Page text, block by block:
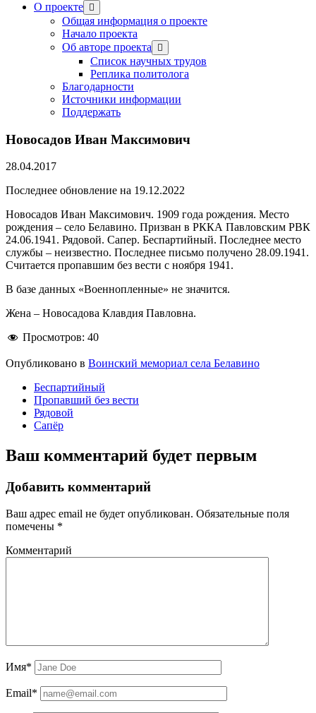
О проекте открыть
меню
Общая информация о проекте
Начало проекта
Об авторе проекта
открыть
меню
Список научных трудов
Реплика политолога
Благодарности
Источники информации
Поддержать
Новосадов Иван Максимович
28.04.2017
Последнее обновление на 19.12.2022
Новосадов Иван Максимович. 1909 года рождения. Место
рождения – село Белавино. Призван в РККА Павловским РВК
24.06.1941. Рядовой. Сапер. Беспартийный. Последнее место
службы – неизвестно. Последнее письмо получено 28.09.1941.
Считается пропавшим без вести с ноября 1941.
В базе данных «Военнопленные» не значится.
Жена – Новосадова Клавдия Павловна.
Просмотров: 40
Опубликовано в Воинский мемориал села Белавино
Беспартийный
Пропавший без вести
Рядовой
Сапёр
Ваш комментарий будет первым
Добавить комментарий
Ваш адрес email не будет опубликован. Обязательные поля
помечены *
Комментарий
Имя*
Email*